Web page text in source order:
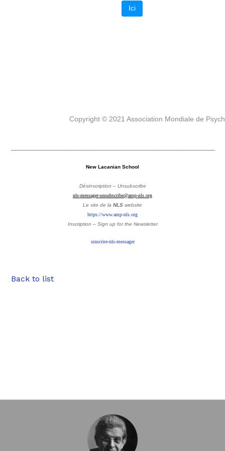
Ici
Copyright © 2021 Association Mondiale de
New Lacanian School
Désinscription – Unsubscribe
nls-messager-unsubscribe@amp-nls.org
Le site de la NLS website
https://www.amp-nls.org
Inscription – Sign up for the Newsletter
sinscrire-nls-messager
Back to list